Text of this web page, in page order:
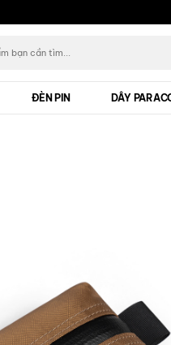
ĐÈN PIN DÂY